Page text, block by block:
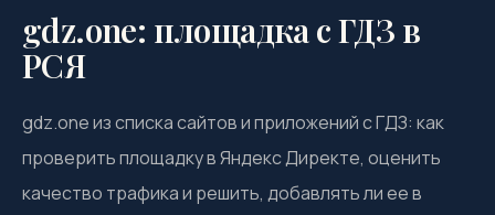
gdz.one: площадка с ГДЗ в
РСЯ
gdz.one из списка сайтов и приложений с ГДЗ: как
проверить площадку в Яндекс Директе, оценить
качество трафика и решить, добавлять ли ее в